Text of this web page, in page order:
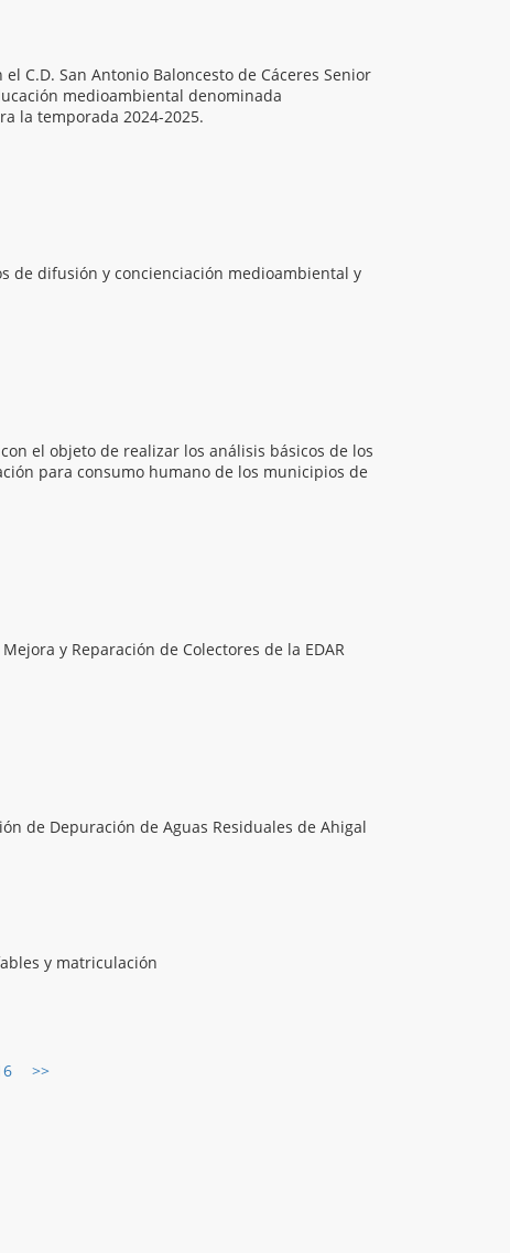
C.D. San Antonio Baloncesto de Cáceres Senior
medioambiental denominada
la temporada 2024-2025.
de difusión y concienciación medioambiental y
el objeto de realizar los análisis básicos de los
para consumo humano de los municipios de
y Reparación de Colectores de la EDAR
de Depuración de Aguas Residuales de Ahigal
y matriculación
>>